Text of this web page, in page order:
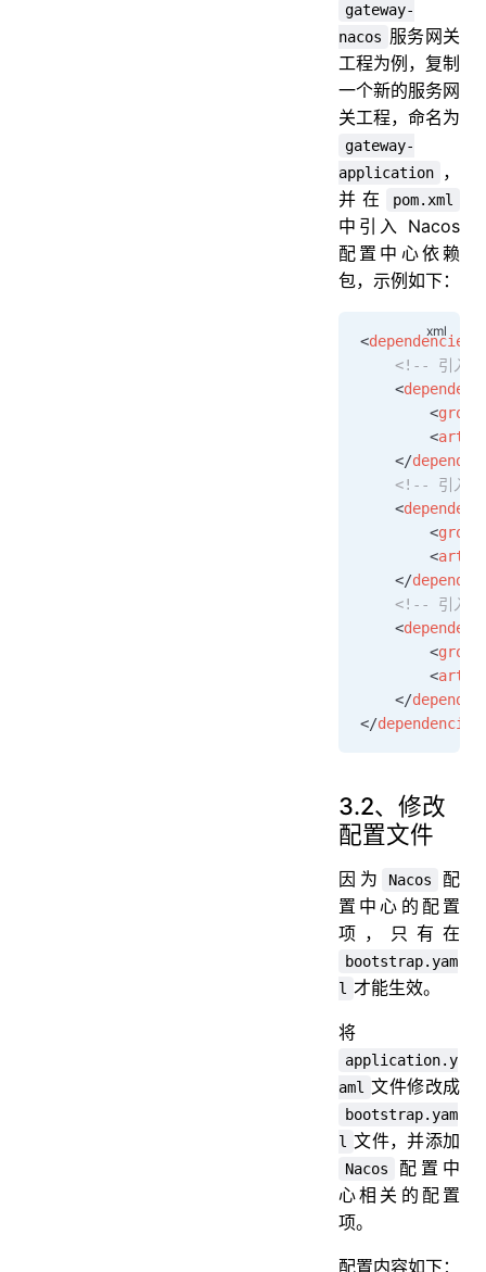
gateway-
nacos 服务网关
工程为例，复制
一个新的服务网
关工程，命名为
gateway-
application
，
并在
pom.xml
中引入 Nacos
配置中心依赖
包，示例如下：
<dependencies
<!-- 引入
    <
        <
        <
    </
<!-- 引入
    <
        <
        <
    </
<!-- 引入
    <
        <
        <
    </
</dependencies
3.2、修改
配置文件
因为 Nacos
配
置中心的配置
项，只有在
bootstrap.yam
l 才能生效。
将
application.y
aml 文件修改成
bootstrap.yam
l 文件，并添加
Nacos
配置中
心相关的配置
项。
配置内容如下：